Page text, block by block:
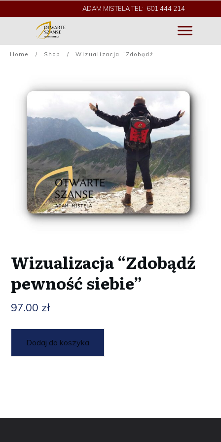
ADAM MISTELA TEL: 601 444 214
Home / Shop / Wizualizacja “Zdobądź pewność siebie”
Wizualizacja “Zdobądź
pewność siebie”
97.00 zł
Dodaj do koszyka